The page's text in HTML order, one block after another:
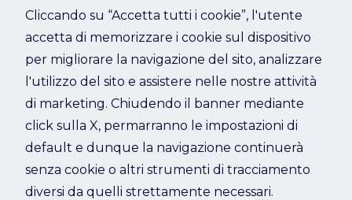
Refresh
Cliccando su “Accetta tutti i cookie”, l'utente
accetta di memorizzare i cookie sul dispositivo
per migliorare la navigazione del sito, analizzare
l'utilizzo del sito e assistere nelle nostre attività
di marketing. Chiudendo il banner mediante
click sulla X, permarranno le impostazioni di
default e dunque la navigazione continuerà
senza cookie o altri strumenti di tracciamento
diversi da quelli strettamente necessari.